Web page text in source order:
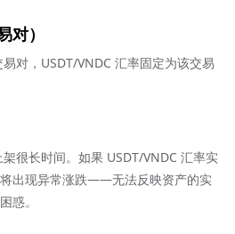
对）
对，USDT/VNDC 汇率固定为该交易
很长时间。如果 USDT/VNDC 汇率实
出现异常涨跌——无法反映资产的实
惑。